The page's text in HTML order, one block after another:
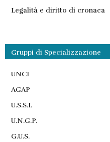
Legalità e diritto di cronaca
Gruppi di Specializzazione
UNCI
AGAP
U.S.S.I.
U.N.G.P.
G.U.S.